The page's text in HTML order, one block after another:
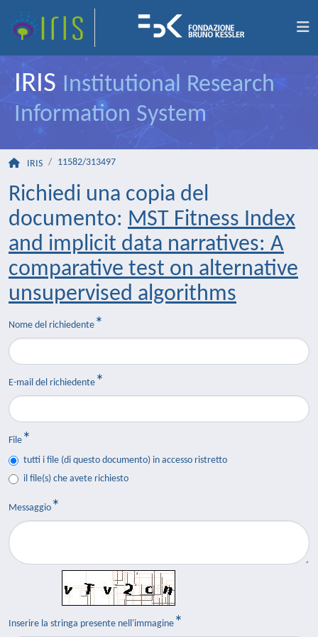
IRIS Institutional Research
Information System
IRIS 11582/313497
Richiedi una copia del
documento: MST Fitness Index
and implicit data narratives: A
comparative test on alternative
unsupervised algorithms
Nome del richiedente
E-mail del richiedente
File
tutti i file (di questo documento) in accesso ristretto
il file(s) che avete richiesto
Messaggio
Inserire la stringa presente nell'immagine